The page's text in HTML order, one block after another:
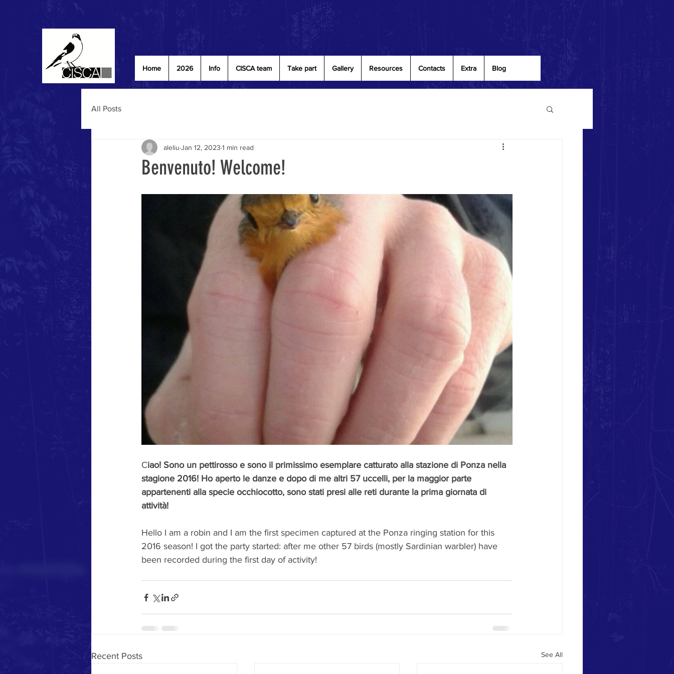
Home 2026 Info CISCA team Take part Gallery Resources Contacts Extra Blog
All Posts
Benvenuto! Welcome!
aleliu Jan 12, 2023 1 min read
Ciao! Sono un pettirosso e sono il primissimo esemplare catturato alla stazione di Ponza nella
stagione 2016! Ho aperto le danze e dopo di me altri 57 uccelli, per la maggior parte
appartenenti alla specie occhiocotto, sono stati presi alle reti durante la prima giornata di
attività!
Hello I am a robin and I am the first specimen captured at the Ponza ringing station for this
2016 season! I got the party started: after me other 57 birds (mostly Sardinian warbler) have
been recorded during the first day of activity!
Recent Posts See All